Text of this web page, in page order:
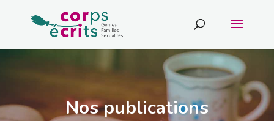
Nos publications